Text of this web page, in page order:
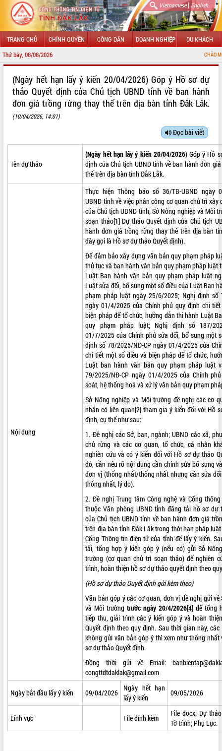
Vietnamese| English
TRANG CHỦ CHÍNH QUYỀN CÔNG DÂN DOANH NGHIỆP DU KHÁCH
Thứ bảy, 08/08/2026 CHÀO MỪNG
LÃNH ĐẠO UBND TỈNH
TIN TỨC SỰ KIỆN
THÔNG TIN CHỈ ĐẠO ĐIỀU HÀNH
và tặng quà người dân xã Cư Pui
Hội nghị UBND tỉnh Đắk Lắk thường kỳ
Lễ truy tặng danh hiệu “Bà Mẹ Việt
Nam Anh hùng” và trao Huân chương
UBND tỉnh Đắk Lắk triển khai nhiệm
tỉnh khóa XI quyết nghị nhiều nội dung
Bí thư Tỉnh ủy Lương Nguyễn Minh
Triết thăm, tặng quà người có công với
văn hóa, thể thao đáp ứng yêu cầu
Thường trực HĐND tỉnh Đắk Lắk gặp
mặt Đoàn chuyên gia y tế TP. Hồ Chí
Minh
Lễ truy điệu và an táng hài cốt liệt sĩ
tại Nghĩa trang Liệt sĩ xã Sơn Hòa
THỐNG KÊ TRUY CẬP
Hôm nay: 4291
(Ngày hết hạn lấy ý kiến 20/04/2026) Góp ý Hồ sơ dự
thảo Quyết định của Chủ tịch UBND tỉnh về ban hành
đơn giá trồng rừng thay thế trên địa bàn tỉnh Đắk Lắk.
(10/04/2026, 14:01)
Đọc bài viết
Tên dự thảo
(Ngày hết hạn lấy ý kiến 20/04/2026) Góp ý Hồ
định của Chủ tịch UBND tỉnh về ban hành đơn
thế trên địa bàn tỉnh Đắk Lắk.
Nội dung
Thực hiện Thông báo số 36/TB-UBND ngày
UBND tỉnh về việc phân công cơ quan chủ trì xây
của Chủ tịch UBND tỉnh; Sở Nông nghiệp và Môi
soạn thảo[1]Dự thảo Quyết định của Chủ tịch
hành đơn giá trồng rừng thay thế trên địa bàn
đây gọi là Hồ sơ dự thảo Quyết định).
Để đảm bảo xây dựng văn bản quy phạm pháp
thủ tục và ban hành văn bản quy phạm pháp luật
Luật Ban hành văn bản quy phạm pháp luật
Luật sửa đổi, bổ sung một số điều của Luật Ban
phạm pháp luật ngày 25/6/2025; Nghị định số
ngày 01/4/2025 của Chính phủ quy định chi
biện pháp để tổ chức, hướng dẫn thi hành Luật
quy phạm pháp luật; Nghị định số 187/
01/7/2025 của Chính phủ sửa đổi, bổ sung một
định số 78/2025/NĐ-CP ngày 01/4/2025 của
chi tiết một số điều và biện pháp để tổ chức,
Luật ban hành văn bản quy phạm pháp luật
79/2025/NĐ-CP ngày 01/4/2025 của Chính
soát, hệ thống hoá và xử lý văn bản quy phạm
Sở Nông nghiệp và Môi trường đề nghị các cơ
nhân có liên quan[2] tham gia ý kiến đối với Hồ
định, cụ thể như sau:
1. Đề nghị các Sở, ban, ngành; UBND các xã,
chủ rừng và các cơ quan, tổ chức, cá nhân
nghiên cứu và có ý kiến đối với Hồ sơ dự thảo
đó, cần nêu rõ nội dung cần chỉnh sửa bổ sung
đơn vị (thống nhất/thống nhất nhưng cần sửa
thống nhất, lý do).
2. Đề nghị Trung tâm Công nghệ và Cổng
thuộc Văn phòng UBND tỉnh đăng tải hồ sơ dự
của Chủ tịch UBND tỉnh về ban hành đơn giá
trên địa bàn tỉnh Đắk Lắk trong thời hạn pháp
Cổng Thông tin điện tử của tỉnh để lấy ý kiến.
tải, tổng hợp ý kiến góp ý (nếu có) gửi Sở
trường (cơ quan chủ trì soạn thảo) để nghiên
trình, hoàn thiện hồ sơ dự thảo quyết định theo
(Hồ sơ dự thảo Quyết định gửi kèm theo)
Văn bản góp ý các cơ quan, đơn vị đề nghị gửi về
và Môi trườngtrước ngày 20/4/2026[4] để tổng
tiếp thu, giải trình các ý kiến góp ý và hoàn
Quyết định theo quy định. Sau thời gian này,
không gửi văn bản góp ý thì xem như thống nhất
sơ dự thảo Quyết định.
Đồng thời gửi về Email:
congttdtdaklak@gmail.com
Ngày bắt đầu lấy ý kiến 09/04/2026
Ngày hết hạn
lấy ý kiến
09/05/2026
Lĩnh vực File đính kèm
File docx: Dự
Tờ trình; Phụ Lục.